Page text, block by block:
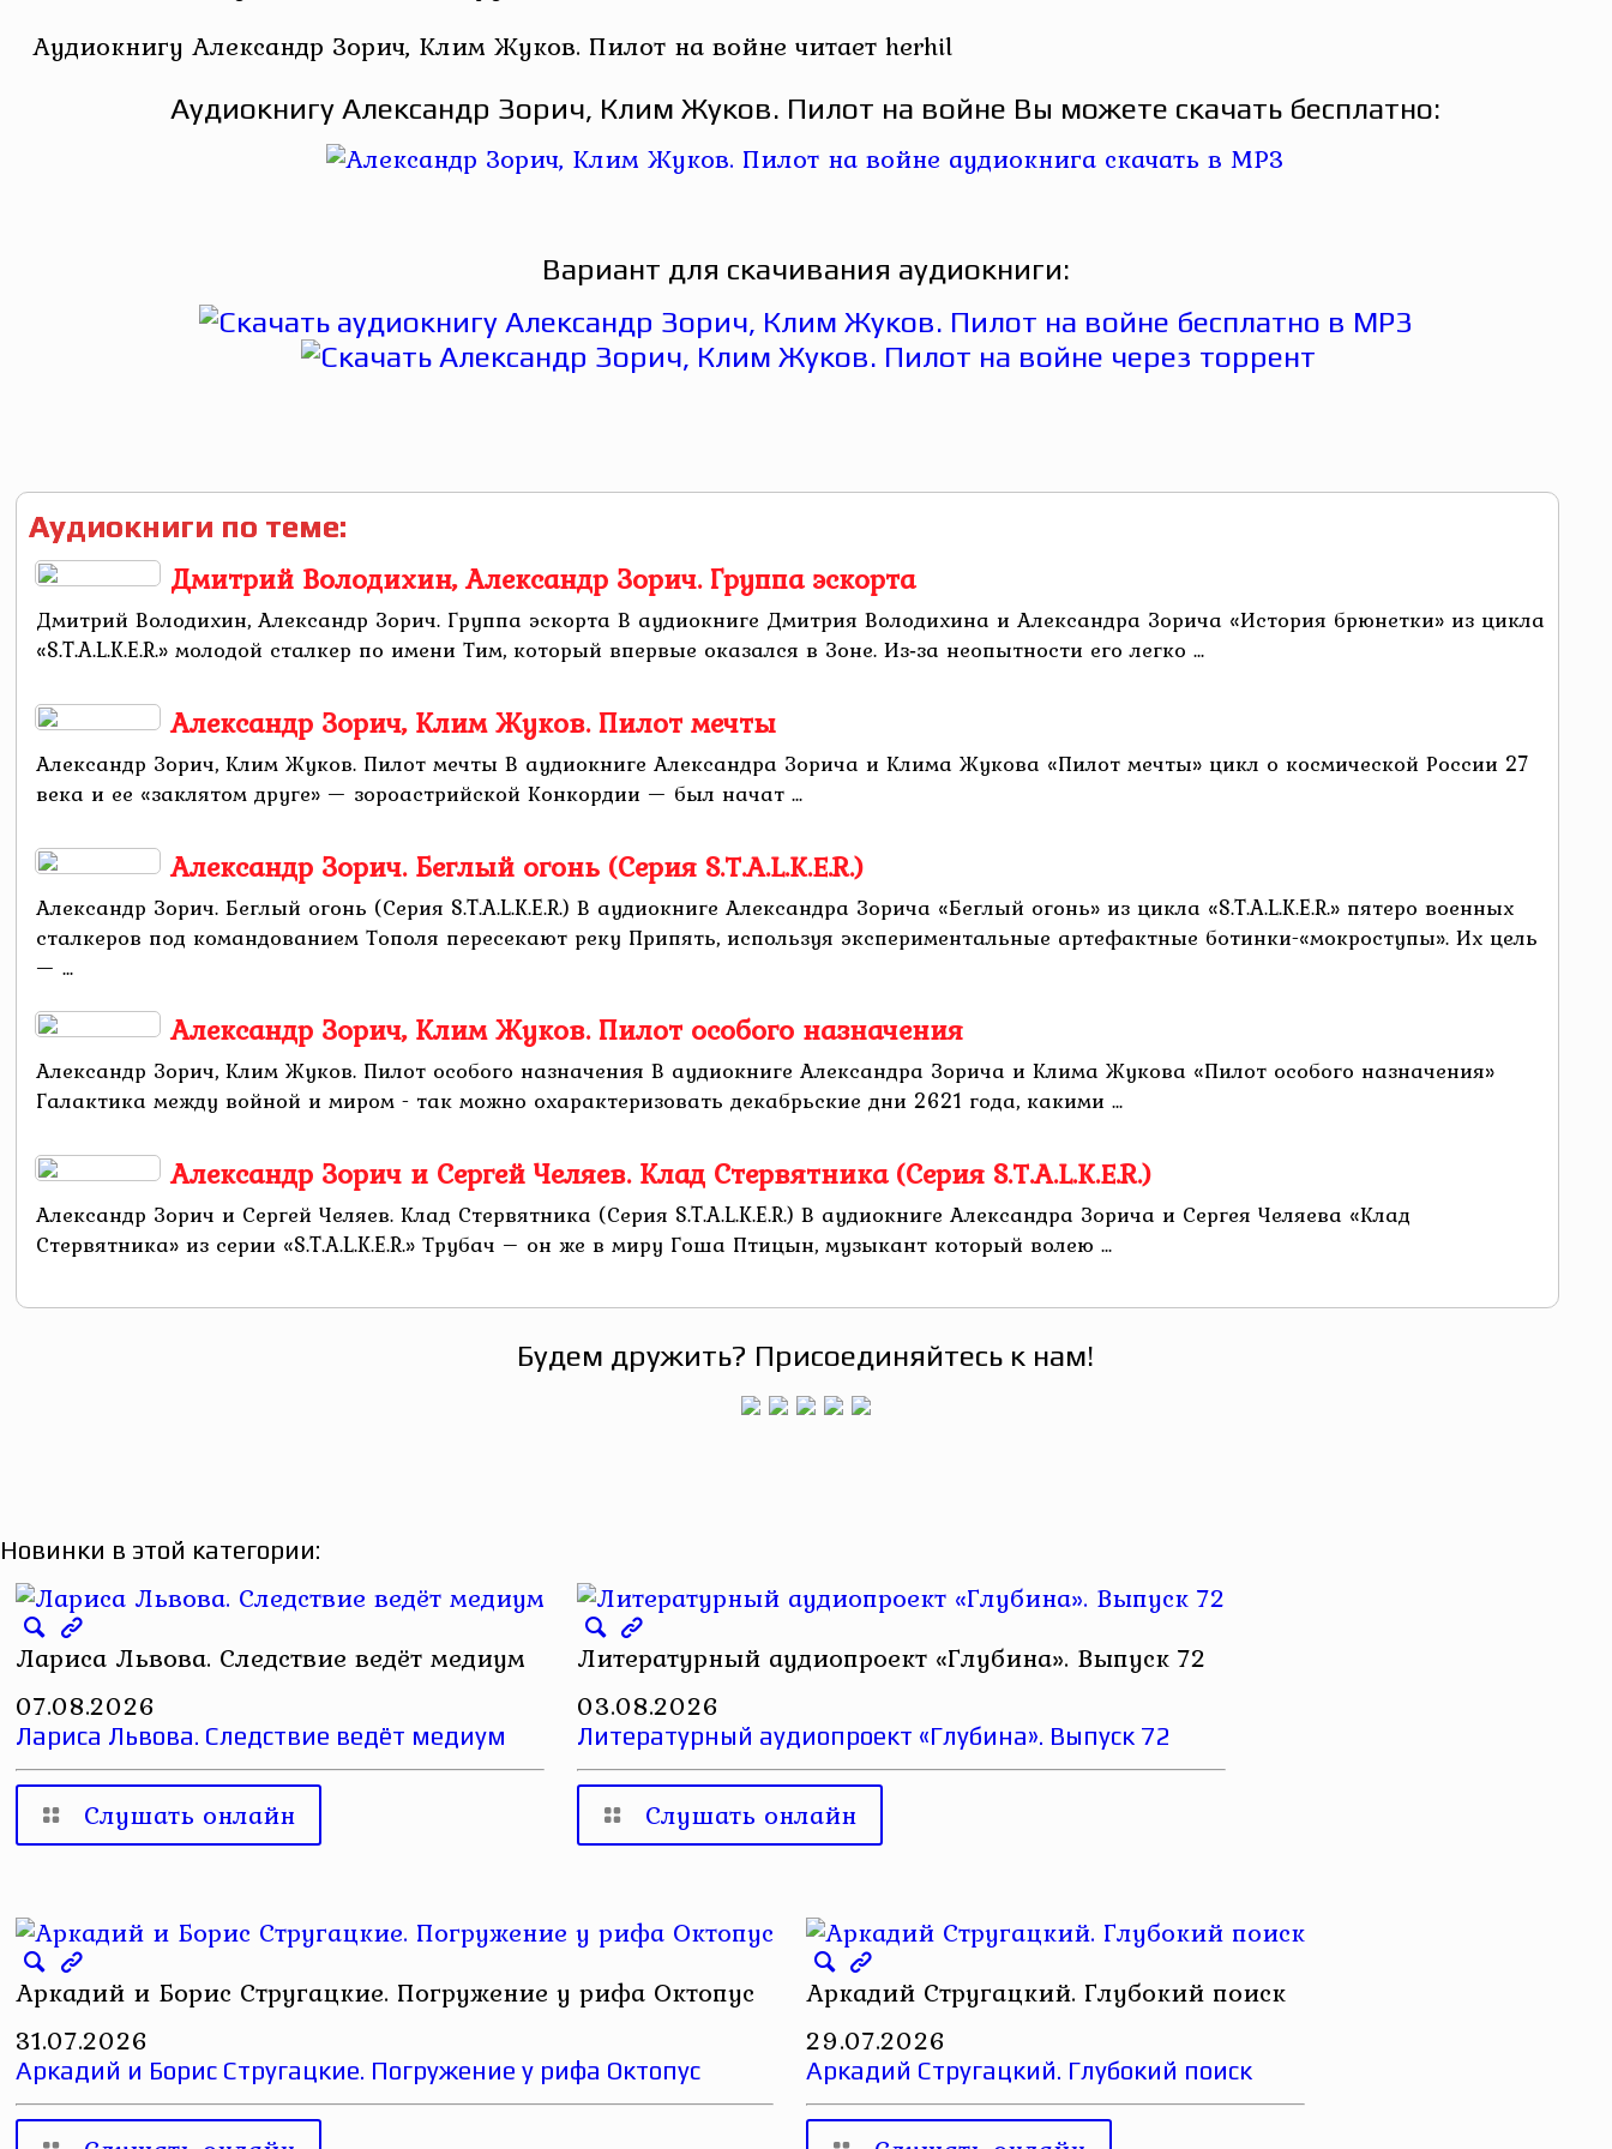
Аудиокнигу Александр Зорич, Клим Жуков. Пилот на войне читает herhil
Аудиокнигу Александр Зорич, Клим Жуков. Пилот на войне Вы можете скачать бесплатно:
Вариант для скачивания аудиокниги:
Аудиокниги по теме:
Дмитрий Володихин, Александр Зорич. Группа эскорта
Дмитрий Володихин, Александр Зорич. Группа эскорта В аудиокниге Дмитрия Володихина и Александра Зорича «История брюнетки» из цикла
«S.T.A.L.K.E.R.» молодой сталкер по имени Тим, который впервые оказался в Зоне. Из‑за неопытности его легко ...
Александр Зорич, Клим Жуков. Пилот мечты
Александр Зорич, Клим Жуков. Пилот мечты В аудиокниге Александра Зорича и Клима Жукова «Пилот мечты» цикл о космической России 27
века и ее «заклятом друге» — зороастрийской Конкордии — был начат ...
Александр Зорич. Беглый огонь (Серия S.T.A.L.K.E.R.)
Александр Зорич. Беглый огонь (Серия S.T.A.L.K.E.R.) В аудиокниге Александра Зорича «Беглый огонь» из цикла «S.T.A.L.K.E.R.» пятеро военных
сталкеров под командованием Тополя пересекают реку Припять, используя экспериментальные артефактные ботинки-«мокроступы». Их цель
— ...
Александр Зорич, Клим Жуков. Пилот особого назначения
Александр Зорич, Клим Жуков. Пилот особого назначения В аудиокниге Александра Зорича и Клима Жукова «Пилот особого назначения»
Галактика между войной и миром - так можно охарактеризовать декабрьские дни 2621 года, какими ...
Александр Зорич и Сергей Челяев. Клад Стервятника (Серия S.T.A.L.K.E.R.)
Александр Зорич и Сергей Челяев. Клад Стервятника (Серия S.T.A.L.K.E.R.) В аудиокниге Александра Зорича и Сергея Челяева «Клад
Стервятника» из серии «S.T.A.L.K.E.R.» Трубач – он же в миру Гоша Птицын, музыкант который волею ...
Будем дружить? Присоединяйтесь к нам!
Новинки в этой категории:
Лариса Львова. Следствие ведёт медиум
07.08.2026
Лариса Львова. Следствие ведёт медиум
Слушать онлайн
Литературный аудиопроект «Глубина». Выпуск 72
03.08.2026
Литературный аудиопроект «Глубина». Выпуск 72
Слушать онлайн
Аркадий и Борис Стругацкие. Погружение у рифа Октопус
31.07.2026
Аркадий и Борис Стругацкие. Погружение у рифа Октопус
Аркадий Стругацкий. Глубокий поиск
29.07.2026
Аркадий Стругацкий. Глубокий поиск